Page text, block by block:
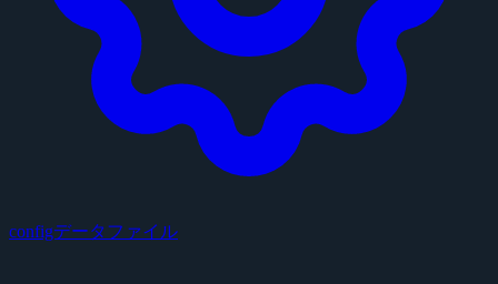
configデータファイル